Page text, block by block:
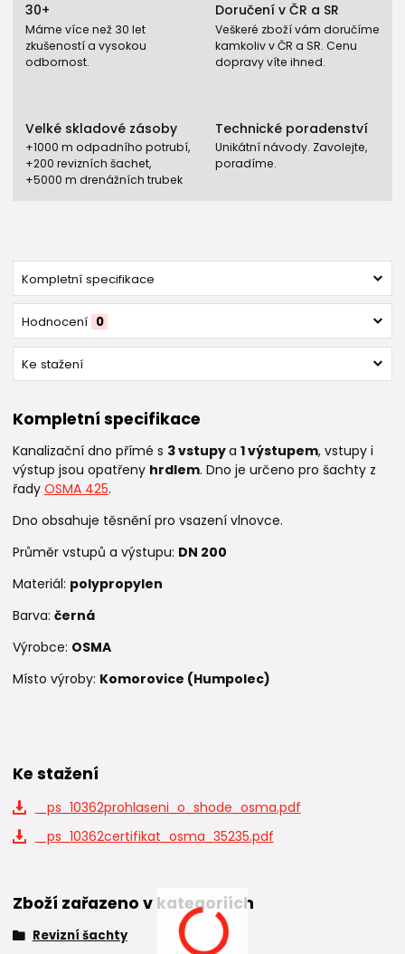
30+
Máme více než 30 let
zkušeností a vysokou
odbornost.
Doručení v ČR a SR
Veškeré zboží vám doručíme
kamkoliv v ČR a SR. Cenu
dopravy víte ihned.
Velké skladové zásoby
+1000 m odpadního potrubí,
+200 revizních šachet,
+5000 m drenážních trubek
Technické poradenství
Unikátní návody. Zavolejte,
poradíme.
Kompletní specifikace
Hodnocení 0
Ke stažení
Kompletní specifikace
Kanalizační dno přímé s 3vstupya 1 výstupem, vstupy i
výstup jsou opatřeny hrdlem. Dno je určeno pro šachty z
řady OSMA 425.
Dno obsahuje těsnění pro vsazení vlnovce.
Průměr vstupů a výstupu: DN 200
Materiál: polypropylen
Barva: černá
Výrobce: OSMA
Místo výroby: Komorovice (Humpolec)
Ke stažení
_ps_10362prohlaseni_o_shode_osma.pdf
_ps_10362certifikat_osma_35235.pdf
Zboží zařazeno v kategoriích
Revizní šachty